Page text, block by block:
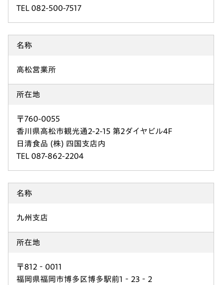
TEL 082-500-7517
名称
高松営業所
所在地
〒760-0055
香川県高松市観光通2-2-15 第2ダイヤビル4F
日清食品 (株) 四国支店内
TEL 087-862-2204
名称
九州支店
所在地
〒812‐0011
福岡県福岡市博多区博多駅前1‐23‐2